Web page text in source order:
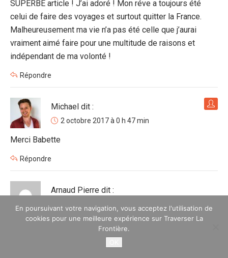
SUPERBE article ! J’ai adoré ! Mon réve a toujours été
celui de faire des voyages et surtout quitter la France.
Malheureusement ma vie n’a pas été celle que j’aurai
vraiment aimé faire pour une multitude de raisons et
indépendant de ma volonté !
Répondre
Michael dit :
2 octobre 2017 à 0 h 47 min
Merci Babette
Répondre
Arnaud Pierre dit :
2 octobre 2017 à 8 h 26 min
Tellement vrai le tout est toujours de faire le saut hors de
sa zone de confort. Surtout quand il n’y a pas de contrainte
familiale. Merci de ce superbe article
En poursuivant votre navigation, vous acceptez l'utilisation de
cookies pour une meilleure expérience sur Traverser La
Frontière.